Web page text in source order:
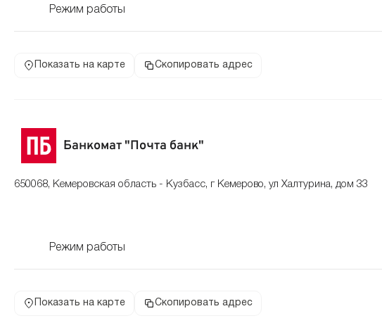
Режим работы
Показать на карте Скопировать адрес
Банкомат "Почта банк"
650068, Кемеровская область - Кузбасс, г Кемерово, ул Халтурина, дом 33
Режим работы
Показать на карте Скопировать адрес